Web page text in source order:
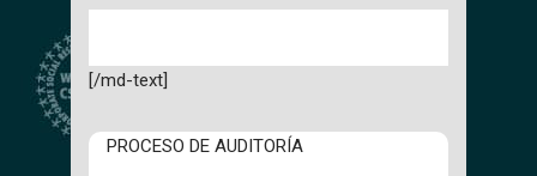
[/md-text]
PROCESO DE AUDITORÍA